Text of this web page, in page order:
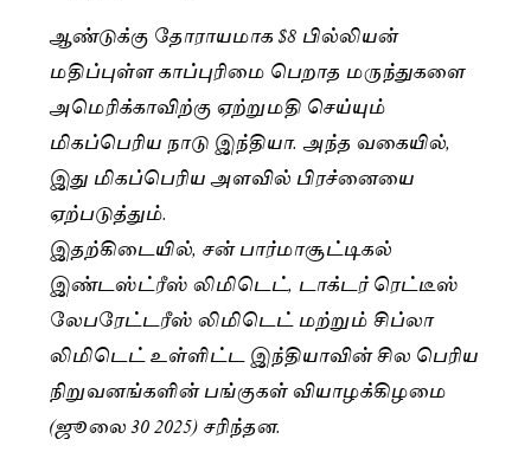
ஆண்டுக்கு தோராயமாக $8 பில்லியன்
மதிப்புள்ள காப்புரிமை பெறாத மருந்துகளை
அமெரிக்காவிற்கு ஏற்றுமதி செய்யும்
மிகப்பெரிய நாடு இந்தியா. அந்த வகையில்,
இது மிகப்பெரிய அளவில் பிரச்னையை
ஏற்படுத்தும்.
இதற்கிடையில், சன் பார்மாசூட்டிகல்
இண்டஸ்ட்ரீஸ் லிமிடெட், டாக்டர் ரெட்டீஸ்
லேபரேட்டரீஸ் லிமிடெட் மற்றும் சிப்லா
லிமிடெட் உள்ளிட்ட இந்தியாவின் சில பெரிய
நிறுவனங்களின் பங்குகள் வியாழக்கிழமை
(ஜூலை 30 2025) சரிந்தன.